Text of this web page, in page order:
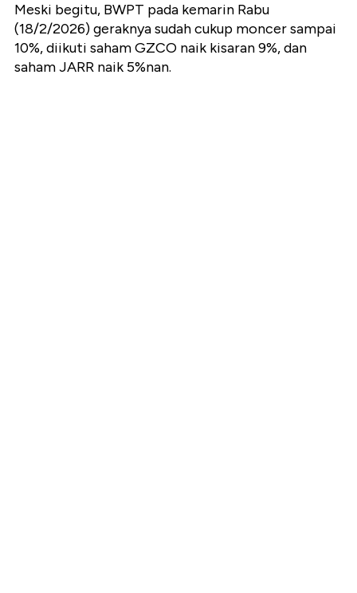
Meski begitu, BWPT pada kemarin Rabu
(18/2/2026) geraknya sudah cukup moncer sampai
10%, diikuti saham GZCO naik kisaran 9%, dan
saham JARR naik 5%nan.